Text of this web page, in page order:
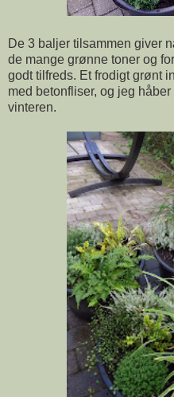
De 3 baljer tilsammen giver
de mange grønne toner og
godt tilfreds. Et frodigt grønt
med betonfliser, og jeg
vinteren.